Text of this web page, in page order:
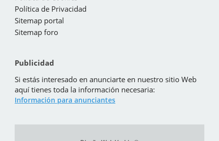
Política de Privacidad
Sitemap portal
Sitemap foro
Publicidad
Si estás interesado en anunciarte en nuestro sitio Web
aquí tienes toda la información necesaria:
Información para anunciantes